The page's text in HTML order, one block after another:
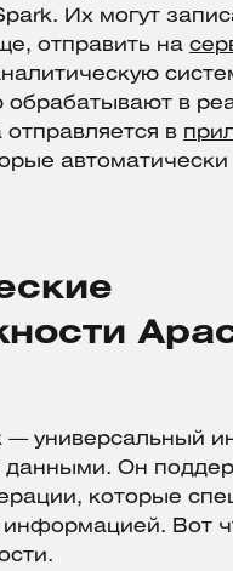
Их могут
отправить на
в
в
автоматически
— универсальный
данными. Он
которые
Вот